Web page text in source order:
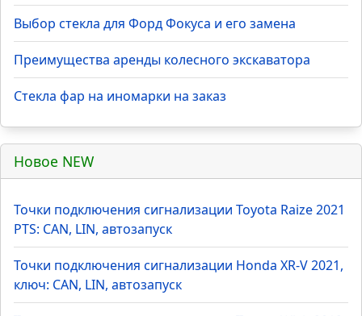
Топ 5 статей раздела
Полировка кузова автомобиля в зимний период:
Как заменить лобовое стекло своими руками
Преимущества аренды колесного экскаватора
Стекла фар на иномарки на заказ